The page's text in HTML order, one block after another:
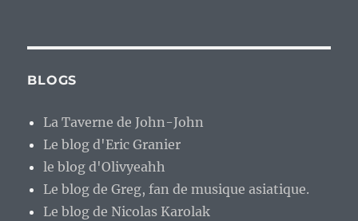
BLOGS
La Taverne de John-John
Le blog d'Eric Granier
le blog d'Olivyeahh
Le blog de Greg, fan de musique asiatique.
Le blog de Nicolas Karolak